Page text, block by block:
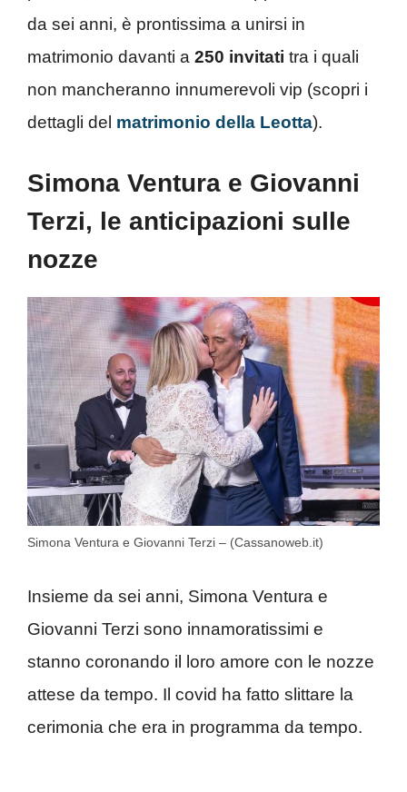
da sei anni, è prontissima a unirsi in
matrimonio davanti a 250 invitati tra i quali
non mancheranno innumerevoli vip (scopri i
dettagli del matrimonio della Leotta).
Simona Ventura e Giovanni
Terzi, le anticipazioni sulle
nozze
Simona Ventura e Giovanni Terzi – (Cassanoweb.it)
Insieme da sei anni, Simona Ventura e
Giovanni Terzi sono innamoratissimi e
stanno coronando il loro amore con le nozze
attese da tempo. Il covid ha fatto slittare la
cerimonia che era in programma da tempo.